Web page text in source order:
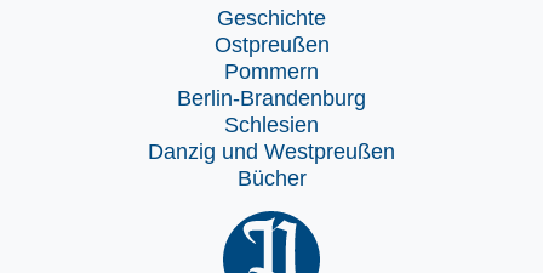
Geschichte
Ostpreußen
Pommern
Berlin-Brandenburg
Schlesien
Danzig und Westpreußen
Bücher